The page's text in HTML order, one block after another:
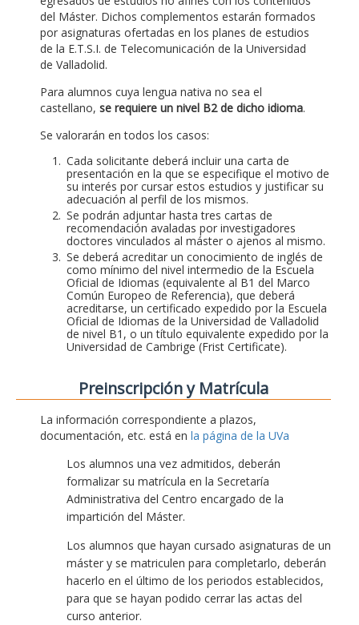
del Máster. Dichos complementos estarán formados
por asignaturas ofertadas en los planes de estudios
de la E.T.S.I. de Telecomunicación de la Universidad
de Valladolid.
Para alumnos cuya lengua nativa no sea el
castellano, se requiere un nivel B2 de dicho idioma.
Se valorarán en todos los casos:
Cada solicitante deberá incluir una carta de
presentación en la que se especifique el motivo de
su interés por cursar estos estudios y justificar su
adecuación al perfil de los mismos.
Se podrán adjuntar hasta tres cartas de
recomendación avaladas por investigadores
doctores vinculados al máster o ajenos al mismo.
Se deberá acreditar un conocimiento de inglés de
como mínimo del nivel intermedio de la Escuela
Oficial de Idiomas (equivalente al B1 del Marco
Común Europeo de Referencia), que deberá
acreditarse, un certificado expedido por la Escuela
Oficial de Idiomas de la Universidad de Valladolid
de nivel B1, o un título equivalente expedido por la
Universidad de Cambrige (Frist Certificate).
Preinscripción y Matrícula
La información correspondiente a plazos,
documentación, etc. está en la página de la UVa
Los alumnos una vez admitidos, deberán
formalizar su matrícula en la Secretaría
Administrativa del Centro encargado de la
impartición del Máster.
Los alumnos que hayan cursado asignaturas de un
máster y se matriculen para completarlo, deberán
hacerlo en el último de los periodos establecidos,
para que se hayan podido cerrar las actas del
curso anterior.